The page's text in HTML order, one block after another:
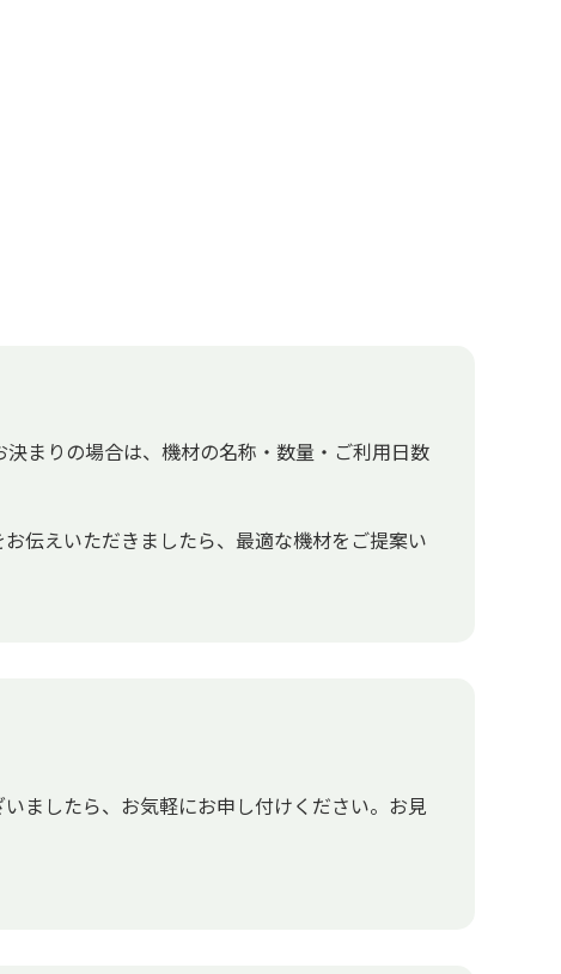
まりの場合は、機材の名称・数量・ご利用日数
伝えいただきましたら、最適な機材をご提案い
ましたら、お気軽にお申し付けください。お見